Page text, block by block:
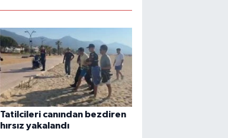
Tatilcileri canından bezdiren
hırsız yakalandı